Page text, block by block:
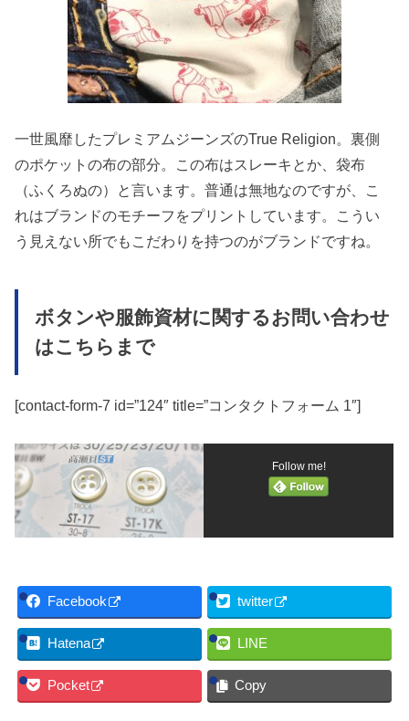
一世風靡したプレミアムジーンズのTrue Religion。裏側
のポケットの布の部分。この布はスレーキとか、袋布
（ふくろぬの）と言います。普通は無地なのですが、こ
れはブランドのモチーフをプリントしています。こうい
う見えない所でもこだわりを持つのがブランドですね。
ボタンや服飾資材に関するお問い合わせ
はこちらまで
[contact-form-7 id=”124″ title=”コンタクトフォーム 1″]
Follow me!
Facebook twitter
Hatena LINE
Pocket Copy